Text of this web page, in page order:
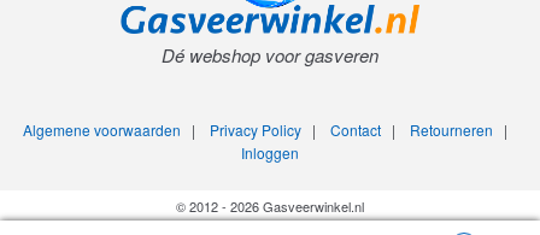
Dé webshop voor gasveren
Algemene voorwaarden | Privacy Policy| Contact| Retourneren |
Inloggen
© 2012 - 2026 Gasveerwinkel.nl